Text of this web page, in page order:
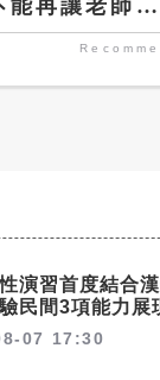
再讓老師用
演習首度結合
民間3項能力展
07 17:30